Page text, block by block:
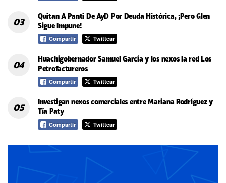
Quitan A Panti De AyD Por Deuda Histórica, ¡Pero Glen
Sigue Impune!
Compartir Twittear
Huachigobernador Samuel García y los nexos la red Los
Petrofactureros
Compartir Twittear
Investigan nexos comerciales entre Mariana Rodríguez y
Tía Paty
Compartir Twittear